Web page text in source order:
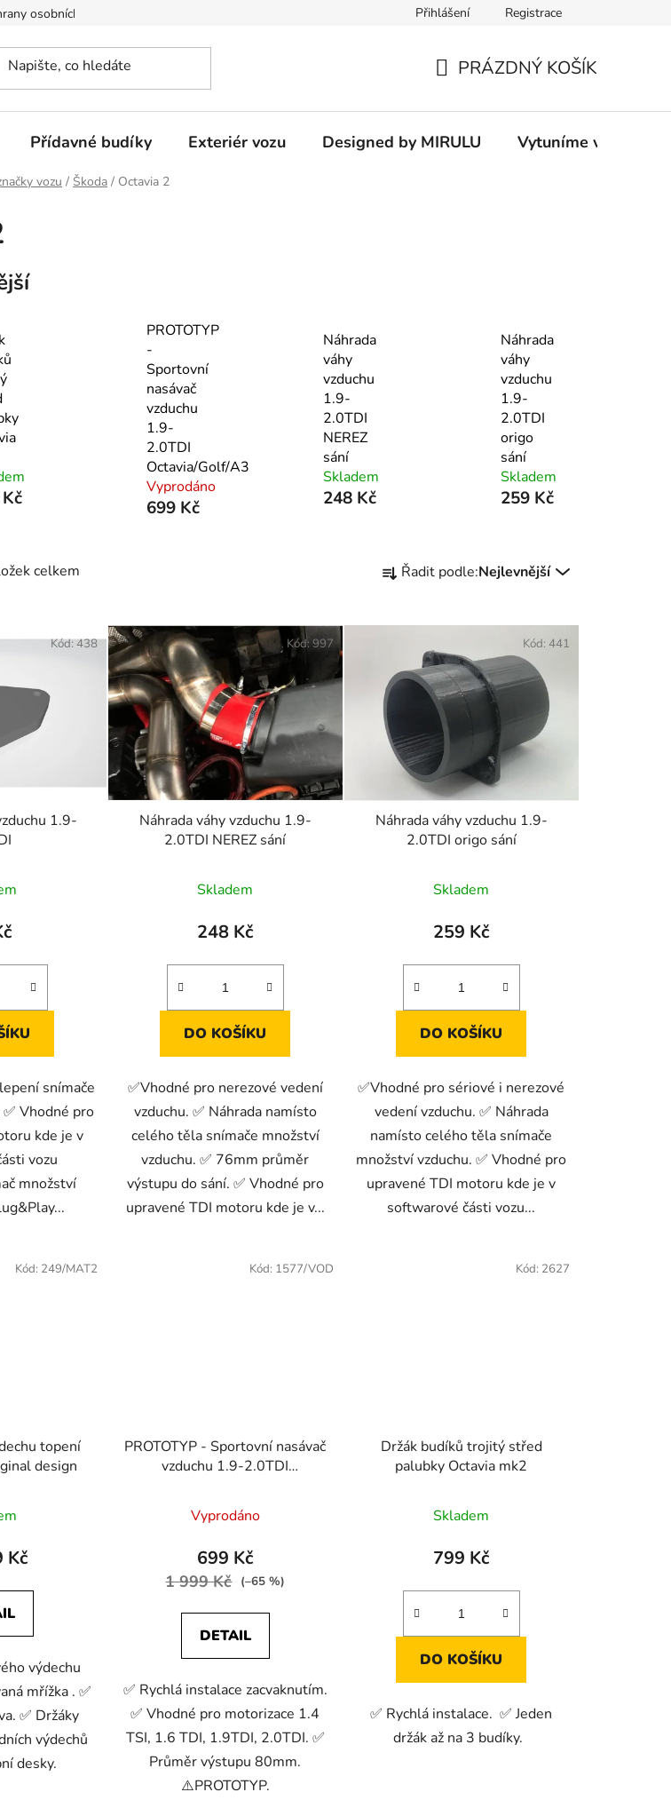
osobních údajů Přihlášení Registrace
KOŠÍK
PRÁZDNÝ KOŠÍK
Přídavné budíky Exteriér vozu Designed by MIRULU Vytuníme vám
vozu / Škoda / Octavia 2
PROTOTYP
-
Sportovní
nasávač
vzduchu
1.9-
2.0TDI
Octavia/Golf/A3
Vyprodáno
699 Kč
Náhrada
váhy
vzduchu
1.9-
2.0TDI
NEREZ
sání
Skladem
248 Kč
Náhrada
váhy
vzduchu
1.9-
2.0TDI
origo
sání
Skladem
259 Kč
celkem
a
e
p
r
o
k
Řadit podle:Nejlevnější
1.9-
snímače
Vhodné pro
kde je v
vozu
množství
Kód:438
Náhrada váhy vzduchu 1.9-
2.0TDI NEREZ sání
Skladem
248 Kč
DO KOŠÍKU
✅Vhodné pro nerezové vedení
vzduchu. ✅ Náhrada namísto
celého těla snímače množství
vzduchu. ✅ 76mm průměr
výstupu do sání. ✅ Vhodné pro
upravené TDI motoru kde je v...
Kód:997
Náhrada váhy vzduchu 1.9-
2.0TDI origo sání
Skladem
259 Kč
DO KOŠÍKU
✅Vhodné pro sériové i nerezové
vedení vzduchu. ✅ Náhrada
namísto celého těla snímače
množství vzduchu. ✅ Vhodné pro
upravené TDI motoru kde je v
softwarové části vozu...
Kód: 441
topení
design
Kč
výdechu
mřížka . ✅
✅ Držáky
výdechů
desky.
Kód: 249/MAT2
PROTOTYP - Sportovní nasávač
vzduchu 1.9-2.0TDI
Vyprodáno
699 Kč
1 999 Kč (–65 %)
DETAIL
✅ Rychlá instalace zacvaknutím.
✅ Vhodné pro motorizace 1.4
TSI, 1.6 TDI, 1.9TDI, 2.0TDI. ✅
Průměr výstupu 80mm.
⚠️PROTOTYP.
Kód: 1577/VOD
Držák budíků trojitý střed
palubky Octavia mk2
Skladem
799 Kč
DO KOŠÍKU
✅ Rychlá instalace. ✅ Jeden
držák až na 3 budíky.
Kód: 2627